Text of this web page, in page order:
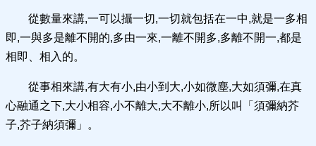
從數量來講,一可以攝一切,一切就包括在一中,就是一多相
即,一與多是離不開的,多由一來,一離不開多,多離不開一,都是
相即、相入的。
從事相來講,有大有小,由小到大,小如微塵,大如須彌,在真
心融通之下,大小相容,小不離大,大不離小,所以叫「須彌納芥
子,芥子納須彌」。